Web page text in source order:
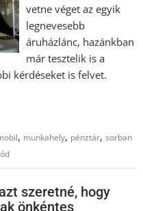
vetne véget az egyik
legnevesebb
áruházlánc, hazánkban
már tesztelik is a
kérdéseket is felvet.
, munkahely, pénztár,sorban
szeretné, hogy
önkéntes